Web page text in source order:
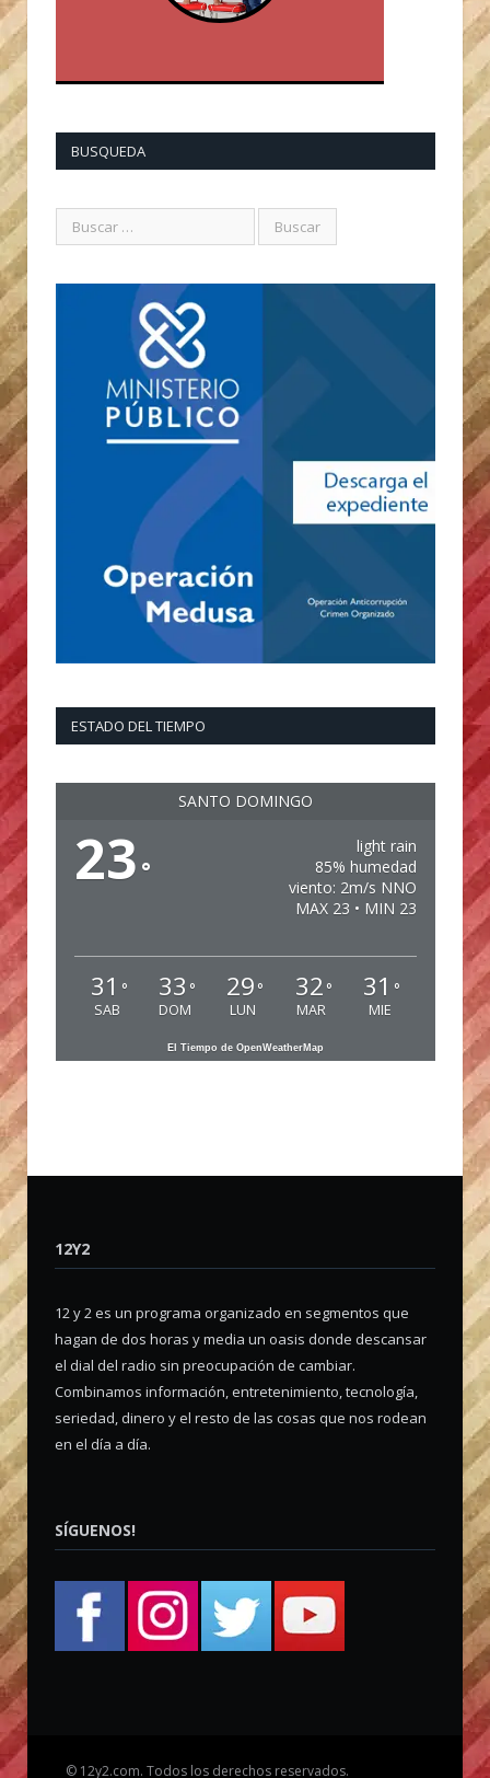
BUSQUEDA
ESTADO DEL TIEMPO
SANTO DOMINGO
23 °
light rain
85% humedad
viento: 2m/s NNO
MAX 23 • MIN 23
31 °
SAB
33 °
DOM
29 °
LUN
32 °
MAR
31 °
MIE
El Tiempo de OpenWeatherMap
12Y2
12 y 2 es un programa organizado en segmentos que
hagan de dos horas y media un oasis donde descansar
el dial del radio sin preocupación de cambiar.
Combinamos información, entretenimiento, tecnología,
seriedad, dinero y el resto de las cosas que nos rodean
en el día a día.
SÍGUENOS!
© 12y2.com. Todos los derechos reservados.